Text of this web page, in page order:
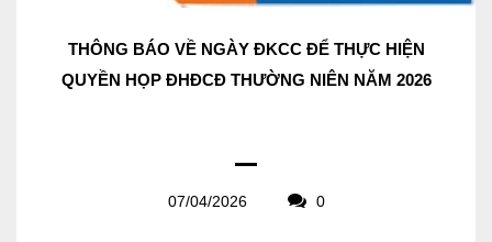
THÔNG BÁO VỀ NGÀY ĐKCC ĐỂ THỰC HIỆN
QUYỀN HỌP ĐHĐCĐ THƯỜNG NIÊN NĂM 2026
07/04/2026 0